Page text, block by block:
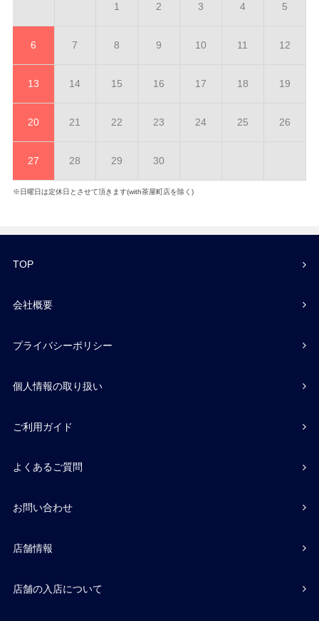
1 2 3 4 5
6 7 8 9 10 11 12
13 14 15 16 17 18 19
20 21 22 23 24 25 26
27 28 29 30
※日曜日は定休日とさせて頂きます(with茶屋町店を除く)
TOP
会社概要
プライバシーポリシー
個人情報の取り扱い
ご利用ガイド
よくあるご質問
お問い合わせ
店舗情報
店舗の入店について